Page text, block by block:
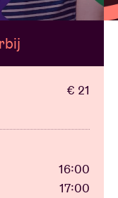
€ 21
16:00
17:00